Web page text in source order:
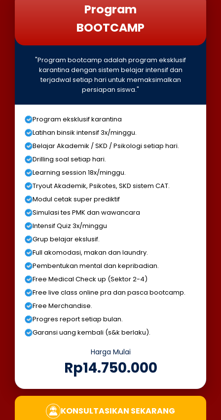
Program
BOOTCAMP
"Program bootcamp adalah program eksklusif
karantina dengan sistem belajar intensif dan
terjadwal setiap hari untuk memaksimalkan
persiapan siswa."
Program eksklusif karantina
Latihan binsik intensif 3x/minggu.
Belajar Akademik / SKD / Psikologi setiap hari.
Drilling soal setiap hari.
Learning session 18x/minggu.
Tryout Akademik, Psikotes, SKD sistem CAT.
Modul cetak super prediktif
Simulasi tes PMK dan wawancara
Intensif Quiz 3x/minggu
Grup belajar ekslusif.
Full akomodasi, makan dan laundry.
Pembentukan mental dan kepribadian.
Free Medical Check up (Sektor 2-4)
Free live class online pra dan pasca bootcamp.
Free Merchandise.
Progres report setiap bulan.
Garansi uang kembali (s&k berlaku).
Harga Mulai
Rp14.750.000
KONSULTASIKAN SEKARANG